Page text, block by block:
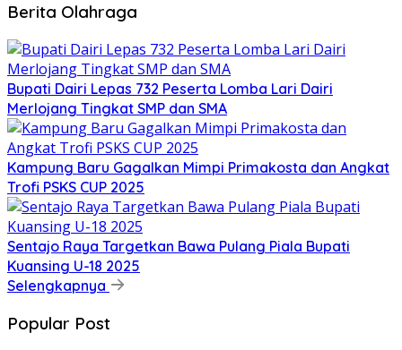
Berita Olahraga
Bupati Dairi Lepas 732 Peserta Lomba Lari Dairi
Merlojang Tingkat SMP dan SMA
Kampung Baru Gagalkan Mimpi Primakosta dan Angkat
Trofi PSKS CUP 2025
Sentajo Raya Targetkan Bawa Pulang Piala Bupati
Kuansing U-18 2025
Selengkapnya
Popular Post